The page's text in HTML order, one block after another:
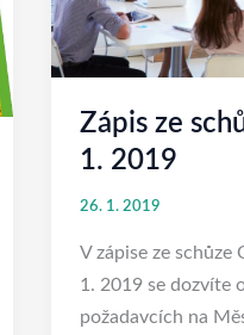
Zápis ze
1. 2019
26. 1. 2019
V zápise ze schůze
1. 2019 se dozvíte
požadavcích na
ze
dne
10.
1.
2019